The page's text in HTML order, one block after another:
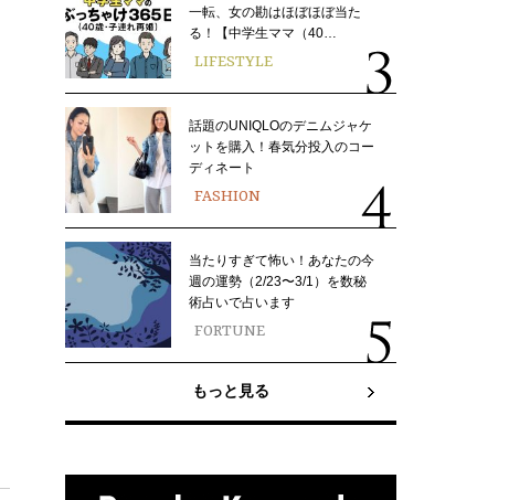
一転、女の勘はほぼほぼ当た
る！【中学生ママ（40…
LIFESTYLE
話題のUNIQLOのデニムジャケ
ットを購入！春気分投入のコー
ディネート
FASHION
当たりすぎて怖い！あなたの今
週の運勢（2/23〜3/1）を数秘
術占いで占います
FORTUNE
もっと見る